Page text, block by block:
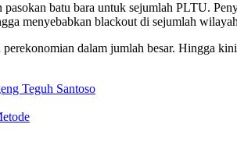
batu bara untuk sejumlah PLTU.
menyebabkan blackout di sejumlah
dalam jumlah besar. Hingga
Teguh Santoso